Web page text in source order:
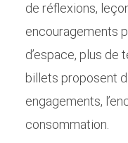
de réflexions,
encouragements
d’espace, plus de
billets proposent
engagements,
consommation.